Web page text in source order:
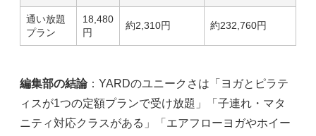
通い放題
プラン
18,480
円
約2,310円 約232,760円
編集部の結論：YARDのユニークさは「ヨガとピラテ
ィスが1つの定額プランで受け放題」「子連れ・マタ
ニティ対応クラスがある」「エアフローヨガやホイー